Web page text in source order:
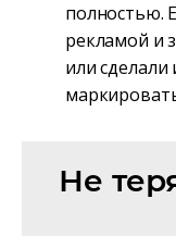
полностью.
рекламой и
или
Не